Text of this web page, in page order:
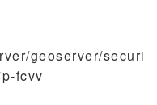
geoserver/securi
fcvv